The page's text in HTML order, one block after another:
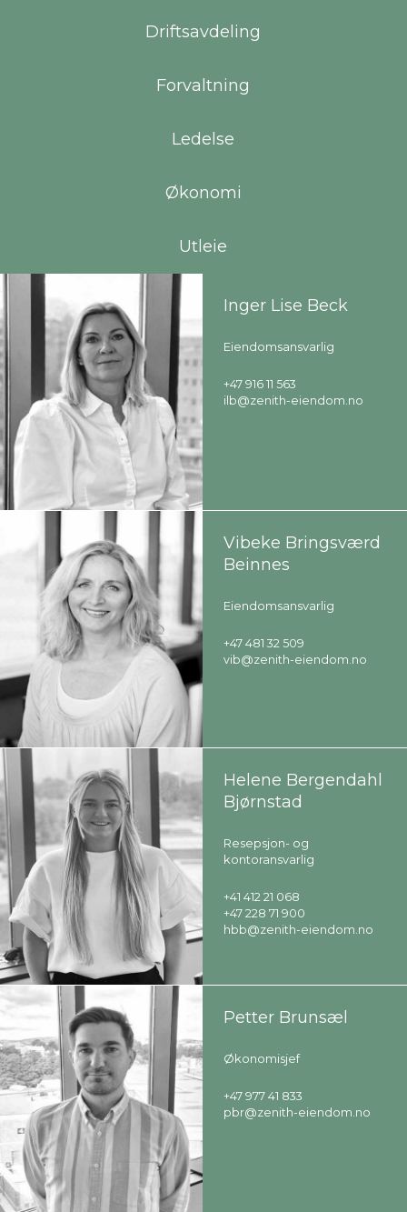
Driftsavdeling
Forvaltning
Ledelse
Økonomi
Utleie
Inger Lise Beck
Eiendomsansvarlig
+47 916 11 563
ilb@zenith-eiendom.no
Vibeke Bringsværd
Beinnes
Eiendomsansvarlig
+47 481 32 509
vib@zenith-eiendom.no
Helene Bergendahl
Bjørnstad
Resepsjon- og
kontoransvarlig
+41 412 21 068
+47 228 71 900
hbb@zenith-eiendom.no
Petter Brunsæl
Økonomisjef
+47 977 41 833
pbr@zenith-eiendom.no